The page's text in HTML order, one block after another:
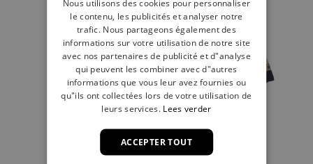
Nous utilisons des cookies pour personnaliser
le contenu, les publicités et analyser notre
trafic. Nous partageons également des
informations sur votre utilisation de notre site
avec nos partenaires de publicité et d"analyse
qui peuvent les combiner avec d"autres
informations que vous leur avez fournies ou
qu"ils ont collectées lors de votre utilisation de
leurs services. Lees verder
ACCEPTER TOUT